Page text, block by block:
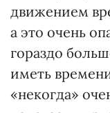
движением
а это очень
гораздо
иметь
«некогда»